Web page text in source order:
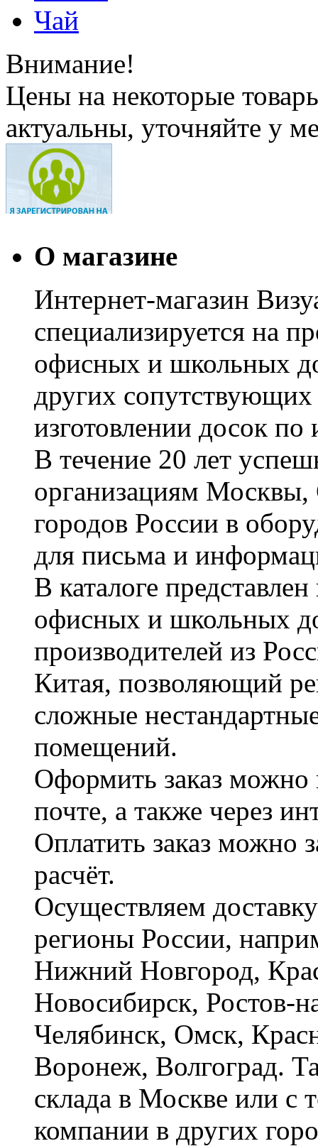
Чай
Внимание!
Цены на некоторые
актуальны, уточняйте у
О магазине
Интернет-магазин
специализируется на
офисных и школьных
других сопутствующих
изготовлении досок по
В течение 20 лет
организациям Москвы,
городов России в
для письма и
В каталоге
офисных и школьных
производителей из
Китая, позволяющий
сложные
помещений.
Оформить заказ можно
почте, а также через
Оплатить заказ можно
расчёт.
Осуществляем
регионы России,
Нижний Новгород,
Новосибирск, Ростов-
Челябинск, Омск,
Воронеж, Волгоград.
склада в Москве или с
компании в других